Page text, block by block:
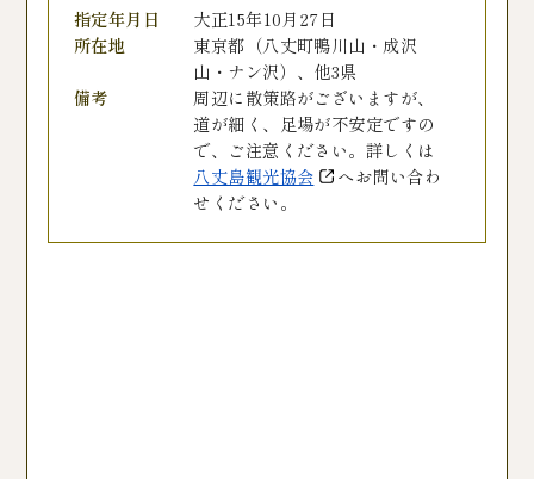
指定年月日
大正15年10月27日
所在地
東京都（八丈町鴨川山・成沢
山・ナン沢）、他3県
備考
周辺に散策路がございますが、
道が細く、足場が不安定ですの
で、ご注意ください。詳しくは
八丈島観光協会
へお問い合わ
せください。